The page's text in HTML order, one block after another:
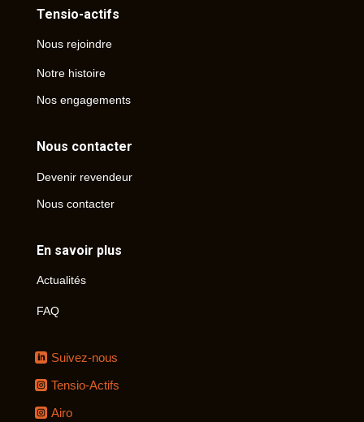
Tensio-actifs
Nous rejoindre
Notre histoire
Nos engagements
Nous contacter
Devenir revendeur
Nous contacter
En savoir plus
Actualités
FAQ
Suivez-nous
Tensio-Actifs
Airo